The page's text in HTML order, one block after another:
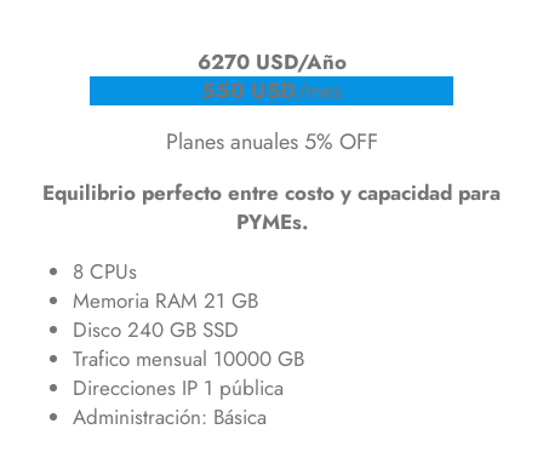
6270 USD/Año
550 USD/mes
Planes anuales 5% OFF
Equilibrio perfecto entre costo y capacidad para
PYMEs.
8 CPUs
Memoria RAM 21 GB
Disco 240 GB SSD
Trafico mensual 10000 GB
Direcciones IP 1 pública
Administración: Básica